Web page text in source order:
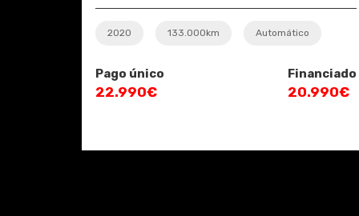
2020 133.000km Automático
Pago único
22.990€
Financiado
20.990€